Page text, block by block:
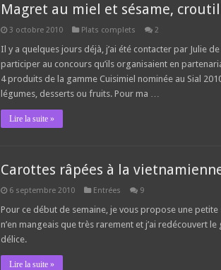
Magret au miel et sésame,
3 octobre 2010 Plats complets 2
Il y a quelques jours déjà, j’ai été contacter par Julie
participer au concours qu’ils organisaient en
4 produits de la gamme Cuisimiel nominée au Sial
légumes, desserts ou fruits. Pour ma …
Lire la suite »
Carottes râpées à la
6 septembre 2010 Entrées 9
Pour ce début de semaine, je vous propose une
n’en mangeais que très rarement et j’ai redécouvert
délice.
Lire la suite »